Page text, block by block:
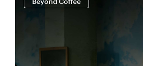
Beyond Coffee